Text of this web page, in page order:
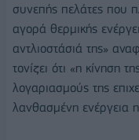
συνεπής πελάτες που
αγορά θερμικής
αντλιοστάσιά της»
τονίζει ότι «η κίνηση
λογαριασμούς της
λανθασμένη ενέργεια